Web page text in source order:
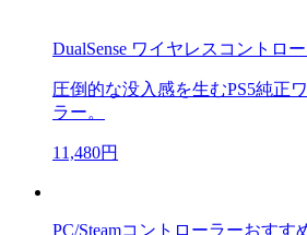
DualSense ワイヤレスコントロ
圧倒的な没入感を生むPS5純正
ラー。
11,480円
PC/Steamコントローラーおすす